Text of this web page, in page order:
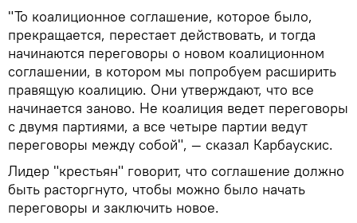
"То коалиционное соглашение, которое было,
прекращается, перестает действовать, и тогда
начинаются переговоры о новом коалиционном
соглашении, в котором мы попробуем расширить
правящую коалицию. Они утверждают, что все
начинается заново. Не коалиция ведет переговоры
с двумя партиями, а все четыре партии ведут
переговоры между собой", — сказал Карбаускис.
Лидер "крестьян" говорит, что соглашение должно
быть расторгнуто, чтобы можно было начать
переговоры и заключить новое.